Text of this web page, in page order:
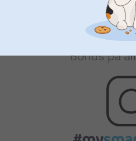
Bonus på